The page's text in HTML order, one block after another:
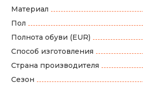
Материал
Пол
Полнота обуви (EUR)
Способ изготовления
Страна производителя
Сезон